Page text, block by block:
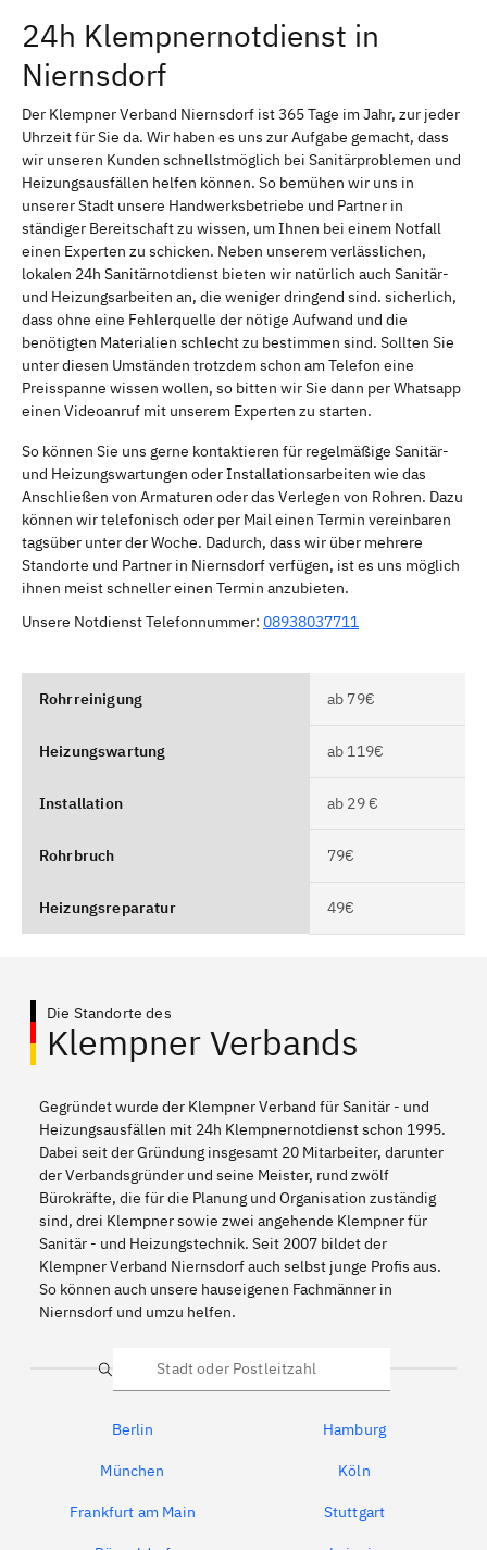
24h Klempnernotdienst in
Niernsdorf
Der Klempner Verband Niernsdorf ist 365 Tage im Jahr, zur jeder
Uhrzeit für Sie da. Wir haben es uns zur Aufgabe gemacht, dass
wir unseren Kunden schnellstmöglich bei Sanitärproblemen und
Heizungsausfällen helfen können. So bemühen wir uns in
unserer Stadt unsere Handwerksbetriebe und Partner in
ständiger Bereitschaft zu wissen, um Ihnen bei einem Notfall
einen Experten zu schicken. Neben unserem verlässlichen,
lokalen 24h Sanitärnotdienst bieten wir natürlich auch Sanitär-
und Heizungsarbeiten an, die weniger dringend sind. sicherlich,
dass ohne eine Fehlerquelle der nötige Aufwand und die
benötigten Materialien schlecht zu bestimmen sind. Sollten Sie
unter diesen Umständen trotzdem schon am Telefon eine
Preisspanne wissen wollen, so bitten wir Sie dann per Whatsapp
einen Videoanruf mit unserem Experten zu starten.
So können Sie uns gerne kontaktieren für regelmäßige Sanitär-
und Heizungswartungen oder Installationsarbeiten wie das
Anschließen von Armaturen oder das Verlegen von Rohren. Dazu
können wir telefonisch oder per Mail einen Termin vereinbaren
tagsüber unter der Woche. Dadurch, dass wir über mehrere
Standorte und Partner in Niernsdorf verfügen, ist es uns möglich
ihnen meist schneller einen Termin anzubieten.
Unsere Notdienst Telefonnummer: 08938037711
Rohrreinigung ab 79€
Heizungswartung ab 119€
Installation ab 29 €
Rohrbruch 79€
Heizungsreparatur 49€
Die Standorte des
Klempner Verbands
Gegründet wurde der Klempner Verband für Sanitär - und
Heizungsausfällen mit 24h Klempnernotdienst schon 1995.
Dabei seit der Gründung insgesamt 20 Mitarbeiter, darunter
der Verbandsgründer und seine Meister, rund zwölf
Bürokräfte, die für die Planung und Organisation zuständig
sind, drei Klempner sowie zwei angehende Klempner für
Sanitär - und Heizungstechnik. Seit 2007 bildet der
Klempner Verband Niernsdorf auch selbst junge Profis aus.
So können auch unsere hauseigenen Fachmänner in
Niernsdorf und umzu helfen.
Suche
Berlin Hamburg
München Köln
Frankfurt am Main Stuttgart